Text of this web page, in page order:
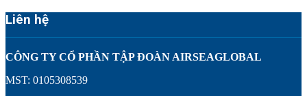
Liên hệ
CÔNG TY CỔ PHẦN TẬP ĐOÀN AIRSEAGLOBAL
MST: 0105308539